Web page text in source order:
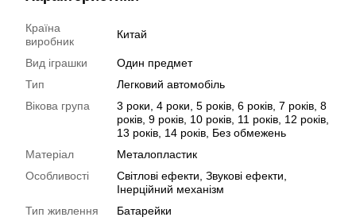
Країна
виробник
Китай
Вид іграшки
Один предмет
Тип
Легковий автомобіль
Вікова група
3 роки, 4 роки, 5 років, 6 років, 7 років, 8
років, 9 років, 10 років, 11 років, 12 років,
13 років, 14 років, Без обмежень
Матеріал
Металопластик
Особливості
Світлові ефекти, Звукові ефекти,
Інерційний механізм
Тип живлення
Батарейки